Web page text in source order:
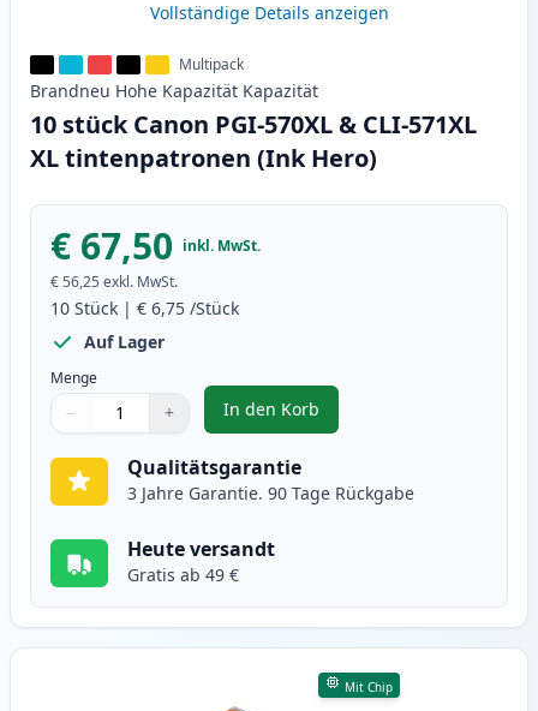
Vollständige Details anzeigen
Multipack
Brandneu Hohe Kapazität Kapazität
10 stück Canon PGI-570XL & CLI-571XL
XL tintenpatronen (Ink Hero)
€ 67,50 inkl. MwSt.
€ 56,25 exkl. MwSt.
10 Stück | € 6,75 /Stück
Auf Lager
Menge
Verwenden Sie die Tasten, um anzupassen
− +
1
In den Korb
, 10 stück Canon PGI-570XL &
Qualitätsgarantie
3 Jahre Garantie. 90 Tage Rückgabe
Heute versandt
Gratis ab 49 €
Mit Chip